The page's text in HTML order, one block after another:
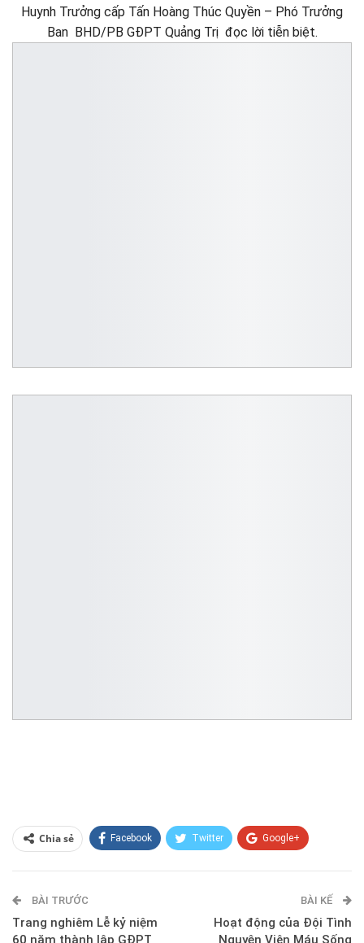
Huynh Trưởng cấp Tấn Hoàng Thúc Quyền – Phó Trưởng
Ban BHD/PB GĐPT Quảng Trị đọc lời tiễn biệt.
Chia sẻ Facebook Twitter Google+
E-mail
BÀI TRƯỚC
Trang nghiêm Lễ kỷ niệm
60 năm thành lập GĐPT
BÀI KẾ
Hoạt động của Đội Tình
Nguyện Viên Máu Sống